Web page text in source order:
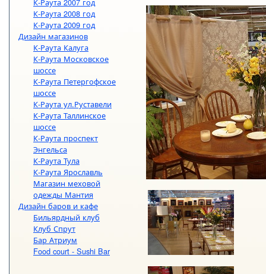
К-Раута 2008 год
К-Раута 2009 год
Дизайн магазинов
К-Раута Калуга
К-Раута Московское
шоссе
К-Раута Петергофское
шоссе
К-Раута ул.Руставели
К-Раута Таллинское
шоссе
К-Раута проспект
Энгельса
К-Раута Тула
К-Раута Ярославль
Магазин меховой
одежды Мантия
Дизайн баров и кафе
Бильярдный клуб
Клуб Спрут
Бар Атриум
Food court - Sushi Bar